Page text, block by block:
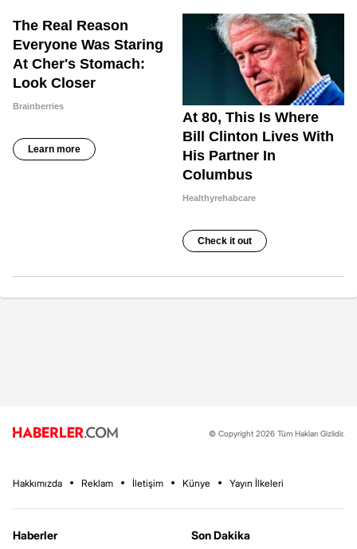
© Copyright 2026 Tüm Hakları Gizlidir.
Hakkımızda Reklam İletişim Künye Yayın İlkeleri
Haberler
Son Dakika